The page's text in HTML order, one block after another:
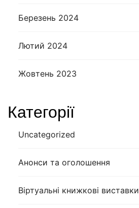
Березень 2024
Лютий 2024
Жовтень 2023
Категорії
Uncategorized
Анонси та оголошення
Віртуальні книжкові виставки